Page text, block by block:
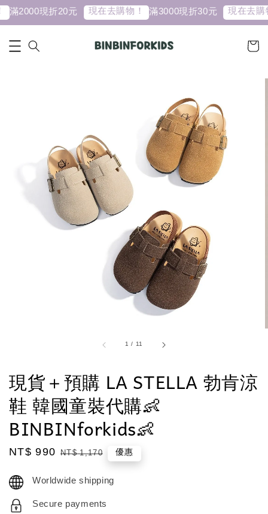
滿2000現折20元 現在去購物！ 滿3000現折30元 現在去購
1 / 11
現貨＋預購 LA STELLA 勃肯涼
鞋 韓國童裝代購👶
BINBINforkids👶
Sale
NT$ 990 Regular
NT$ 1,170 優惠
Worldwide shipping
Secure payments